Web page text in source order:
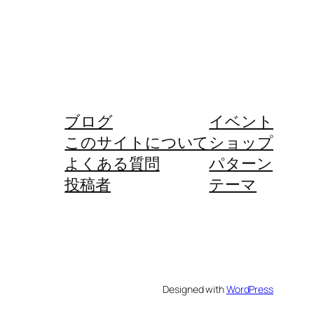
ブログ
このサイトについて
よくある質問
投稿者
イベント
ショップ
パターン
テーマ
Designed withWordPress